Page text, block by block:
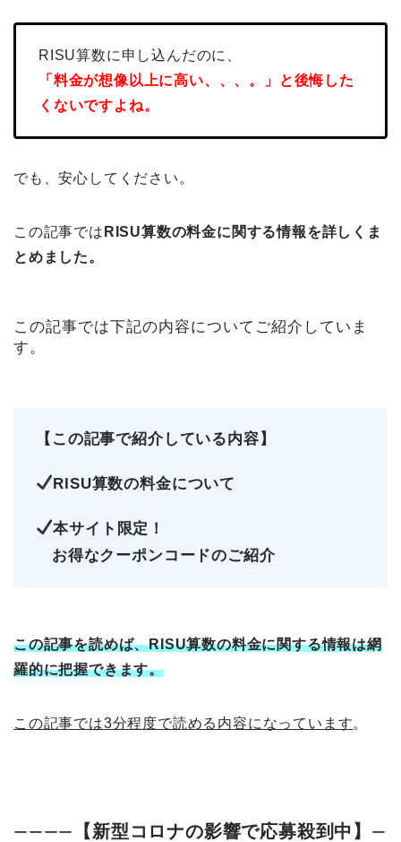
RISU算数に申し込んだのに、
「料金が想像以上に高い、、、。」と後悔した
くないですよね。
でも、安心してください。
この記事では RISU算数の料金に関する情報を詳しくま
とめました。
この記事では下記の内容についてご紹介していま
す。
【この記事で紹介している内容】
RISU算数の料金について
本サイト限定！
お得なクーポンコードのご紹介
この記事を読めば、RISU算数の料金に関する情報は網
羅的に把握できます。
この記事では3分程度で読める内容になっています。
ーーーー 【新型コロナの影響で応募殺到中】
ー